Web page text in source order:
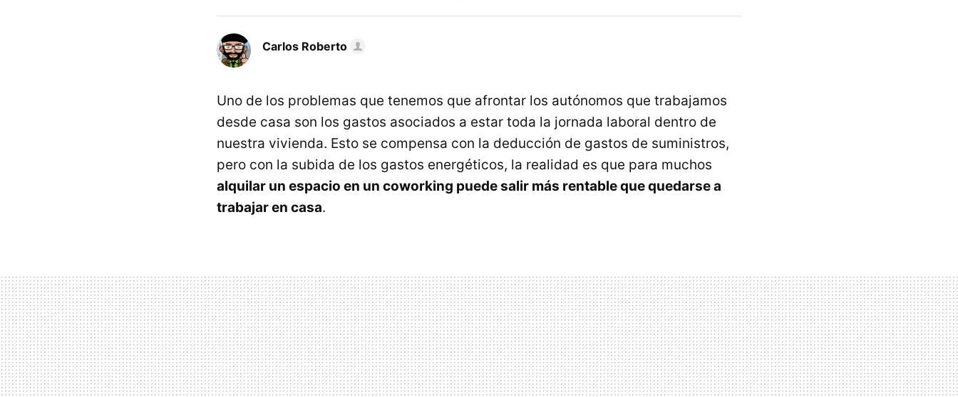
Carlos Roberto
Uno de los problemas que tenemos que afrontar los autónomos que trabajamos
desde casa son los gastos asociados a estar toda la jornada laboral dentro de
nuestra vivienda. Esto se compensa con la deducción de gastos de suministros,
pero con la subida de los gastos energéticos, la realidad es que para muchos
alquilar un espacio en un coworking puede salir más rentable que quedarse a
trabajar en casa.